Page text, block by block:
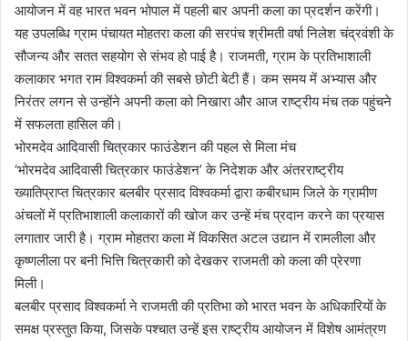
आयोजन में वह भारत भवन भोपाल में पहली बार अपनी कला का प्रदर्शन करेंगी।
यह उपलब्धि ग्राम पंचायत मोहतरा कला की सरपंच श्रीमती वर्षा निलेश चंद्रवंशी के
सौजन्य और सतत सहयोग से संभव हो पाई है। राजमती, ग्राम के प्रतिभाशाली
कलाकार भगत राम विश्वकर्मा की सबसे छोटी बेटी हैं। कम समय में अभ्यास और
निरंतर लगन से उन्होंने अपनी कला को निखारा और आज राष्ट्रीय मंच तक पहुंचने
में सफलता हासिल की।
भोरमदेव आदिवासी चित्रकार फाउंडेशन की पहल से मिला मंच
‘भोरमदेव आदिवासी चित्रकार फाउंडेशन’ के निदेशक और अंतरराष्ट्रीय
ख्यातिप्राप्त चित्रकार बलबीर प्रसाद विश्वकर्मा द्वारा कबीरधाम जिले के ग्रामीण
अंचलों में प्रतिभाशाली कलाकारों की खोज कर उन्हें मंच प्रदान करने का प्रयास
लगातार जारी है। ग्राम मोहतरा कला में विकसित अटल उद्यान में रामलीला और
कृष्णलीला पर बनी भित्ति चित्रकारी को देखकर राजमती को कला की प्रेरणा
मिली।
बलबीर प्रसाद विश्वकर्मा ने राजमती की प्रतिभा को भारत भवन के अधिकारियों के
समक्ष प्रस्तुत किया, जिसके पश्चात उन्हें इस राष्ट्रीय आयोजन में विशेष आमंत्रण